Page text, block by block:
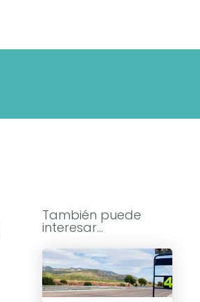
También puede
interesar...